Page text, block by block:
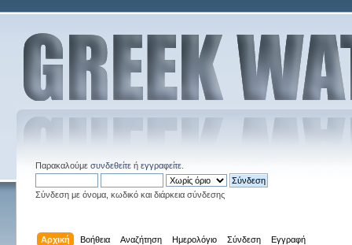
Παρακαλούμε συνδεθείτεή εγγραφείτε.
Σύνδεση με όνομα, κωδικό και διάρκεια σύνδεσης
Αρχική Βοήθεια Αναζήτηση Ημερολόγιο Σύνδεση Εγγραφή